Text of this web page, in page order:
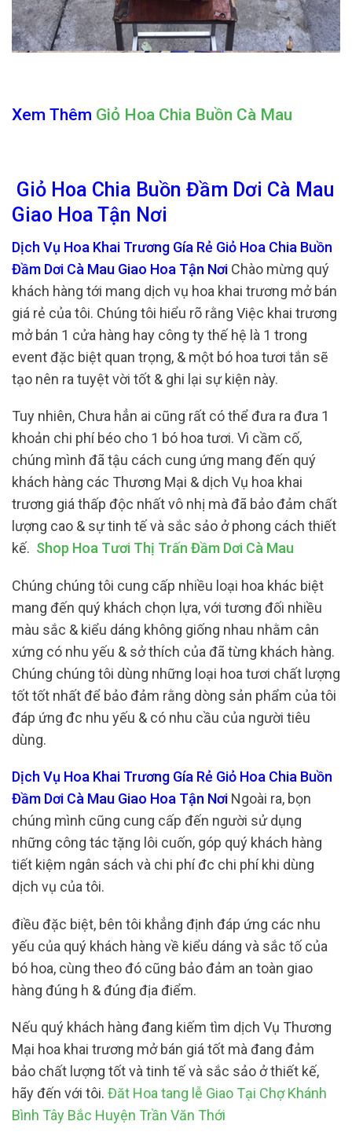
Xem Thêm Giỏ Hoa Chia Buồn Cà Mau
Giỏ Hoa Chia Buồn Đầm Dơi Cà Mau
Giao Hoa Tận Nơi
Dịch Vụ Hoa Khai Trương Gía Rẻ Giỏ Hoa Chia Buồn
Đầm Dơi Cà Mau Giao Hoa Tận Nơi Chào mừng quý
khách hàng tới mang dịch vụ hoa khai trương mở bán
giá rẻ của tôi. Chúng tôi hiểu rõ rằng Việc khai trương
mở bán 1 cửa hàng hay công ty thế hệ là 1 trong
event đặc biệt quan trọng, & một bó hoa tươi tắn sẽ
tạo nên ra tuyệt vời tốt & ghi lại sự kiện này.
Tuy nhiên, Chưa hẳn ai cũng rất có thể đưa ra đưa 1
khoản chi phí béo cho 1 bó hoa tươi. Vì cầm cố,
chúng mình đã tậu cách cung ứng mang đến quý
khách hàng các Thương Mại & dịch Vụ hoa khai
trương giá thấp độc nhất vô nhị mà đã bảo đảm chất
lượng cao & sự tinh tế và sắc sảo ở phong cách thiết
kế. Shop Hoa Tươi Thị Trấn Đầm Dơi Cà Mau
Chúng chúng tôi cung cấp nhiều loại hoa khác biệt
mang đến quý khách chọn lựa, với tương đối nhiều
màu sắc & kiểu dáng không giống nhau nhằm cân
xứng có nhu yếu & sở thích của đã từng khách hàng.
Chúng chúng tôi dùng những loại hoa tươi chất lượng
tốt tốt nhất để bảo đảm rằng dòng sản phẩm của tôi
đáp ứng đc nhu yếu & có nhu cầu của người tiêu
dùng.
Dịch Vụ Hoa Khai Trương Gía Rẻ Giỏ Hoa Chia Buồn
Đầm Dơi Cà Mau Giao Hoa Tận Nơi Ngoài ra, bọn
chúng mình cũng cung cấp đến người sử dụng
những công tác tặng lôi cuốn, góp quý khách hàng
tiết kiệm ngân sách và chi phí đc chi phí khi dùng
dịch vụ của tôi.
điều đặc biệt, bên tôi khẳng định đáp ứng các nhu
yếu của quý khách hàng về kiểu dáng và sắc tố của
bó hoa, cùng theo đó cũng bảo đảm an toàn giao
hàng đúng h & đúng địa điểm.
Nếu quý khách hàng đang kiếm tìm dịch Vụ Thương
Mại hoa khai trương mở bán giá tốt mà đang đảm
bảo chất lượng tốt và tinh tế và sắc sảo ở thiết kế,
hãy đến với tôi. Đăt Hoa tang lễ Giao Tại Chợ Khánh
Bình Tây Bắc Huyện Trần Văn Thới